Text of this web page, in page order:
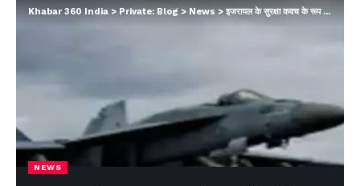
Khabar 360 India > Private: Blog > News > इजरायल के सुरक्षा कवच के रूप में अमेरिका, पश्चिम एशिया में लड़ाकू जेट और नौसेना जहाज की तैनाती
NEWS